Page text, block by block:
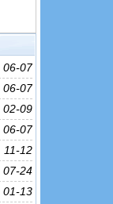
06-07
06-07
02-09
06-07
11-12
07-24
01-13